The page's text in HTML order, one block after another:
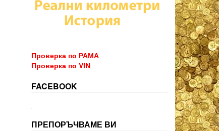
Проверка по РАМА
Проверка по VIN
FACEBOOK
ПРЕПОРЪЧВАМЕ ВИ